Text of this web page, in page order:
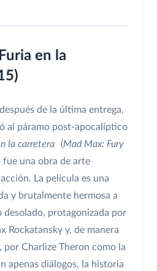
en la
de la última entrega,
al páramo post-apocalíptico
la carretera (Mad Max: Fury
fue una obra de arte
La película es una
y brutalmente hermosa a
desolado, protagonizada por
Rockatansky y, de manera
por Charlize Theron como la
apenas diálogos, la historia